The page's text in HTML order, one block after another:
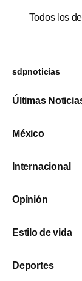
Todos los
sdpnoticias
Últimas
México
Internacional
Opinión
Estilo de vida
Deportes